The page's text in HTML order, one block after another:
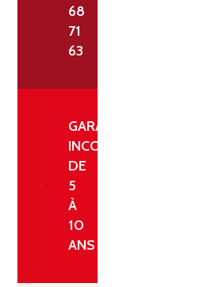
68
71
63
GARANTIE
INCONDITIONNELLE
DE
5
À
10
ANS